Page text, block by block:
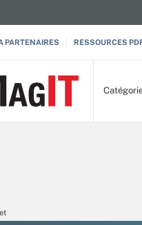
PARTENAIRES RESSOURCES